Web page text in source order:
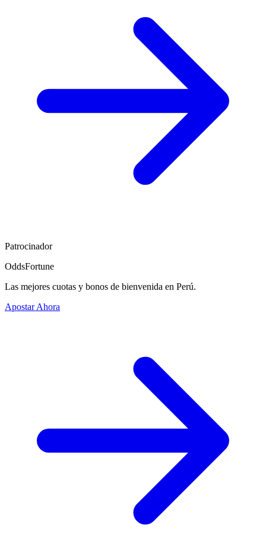
Patrocinador
OddsFortune
Las mejores cuotas y bonos de bienvenida en Perú.
Apostar Ahora